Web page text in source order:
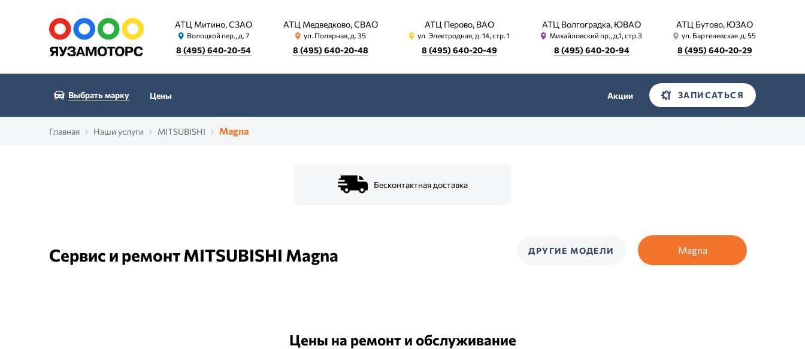
АТЦ Митино, СЗАО
Волоцкой пер., д. 7
8 (495) 640-20-54
АТЦ Медведково, СВАО
ул. Полярная, д. 35
8 (495) 640-20-48
АТЦ Перово, ВАО
ул. Электродная, д. 14, стр. 1
8 (495) 640-20-49
АТЦ Волгоградка, ЮВАО
Михайловский пр., д.1, стр.3
8 (495) 640-20-94
АТЦ Бутово, ЮЗАО
ул. Бартеневская д. 55
8 (495) 640-20-29
Выбрать марку Цены Акции ЗАПИСАТЬСЯ
Главная Наши услуги MITSUBISHI Magna
Бесконтактная доставка
Сервис и ремонт MITSUBISHI Magna ДРУГИЕ МОДЕЛИ Magna
Цены на ремонт и обслуживание